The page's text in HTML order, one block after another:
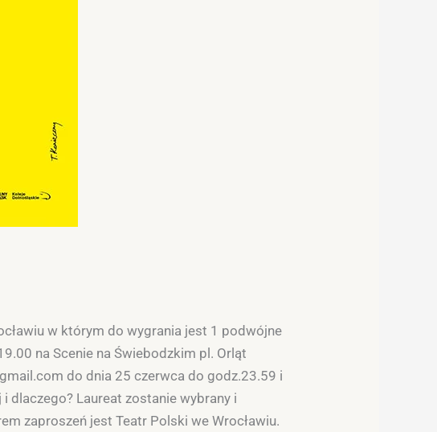
w którym do wygrania jest 1 podwójne
na Scenie na Świebodzkim pl. Orląt
do dnia 25 czerwca do godz.23.59 i
dlaczego? Laureat zostanie wybrany i
zaproszeń jest Teatr Polski we Wrocławiu.